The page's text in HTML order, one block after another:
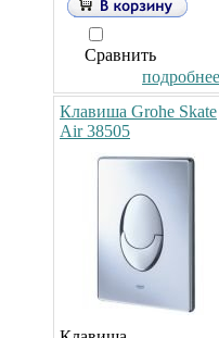
Сравнить
Клавиша Grohe Skate
Air 38505